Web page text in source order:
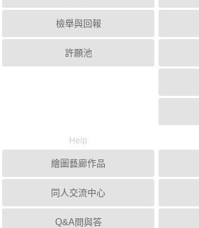
檢舉與回報
許願池
Help
繪圖藝廊作品
同人交流中心
Q&A問與答